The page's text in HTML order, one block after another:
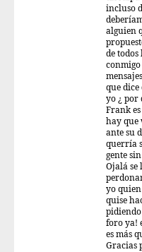
incluso
alguien
de todos
que
yo ¿ por
Frank
hay que
ante su
querría
gente
Ojalá se
yo quien
quise
foro ya!
es más
Gracias